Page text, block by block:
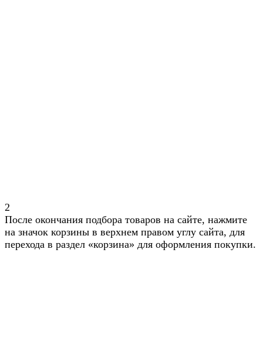
2
После окончания подбора товаров на сайте, нажмите
на значок корзины в верхнем правом углу сайта, для
перехода в раздел «корзина» для оформления покупки.